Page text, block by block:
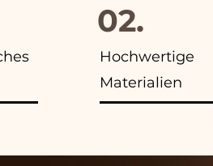
02.
Hochwertige
Materialien